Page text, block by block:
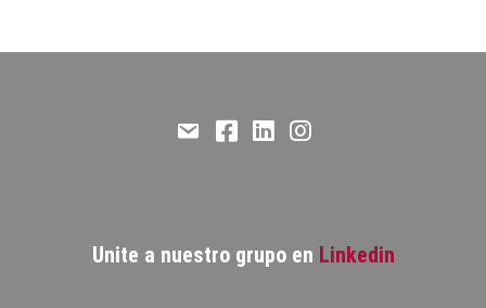
Email FacebookLinkedIn
Unite a nuestro grupo en Linkedin